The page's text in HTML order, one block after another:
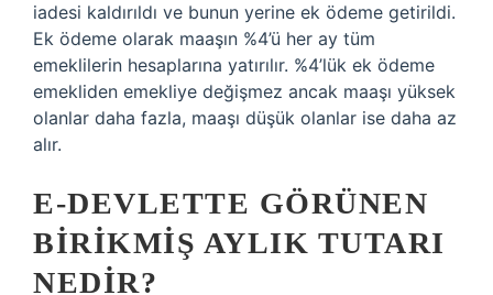
iadesi kaldırıldı ve bunun yerine ek ödeme getirildi.
Ek ödeme olarak maaşın %4’ü her ay tüm
emeklilerin hesaplarına yatırılır. %4’lük ek ödeme
emekliden emekliye değişmez ancak maaşı yüksek
olanlar daha fazla, maaşı düşük olanlar ise daha az
alır.
E-DEVLETTE GÖRÜNEN
BIRIKMIŞ AYLIK TUTARI
NEDIR?